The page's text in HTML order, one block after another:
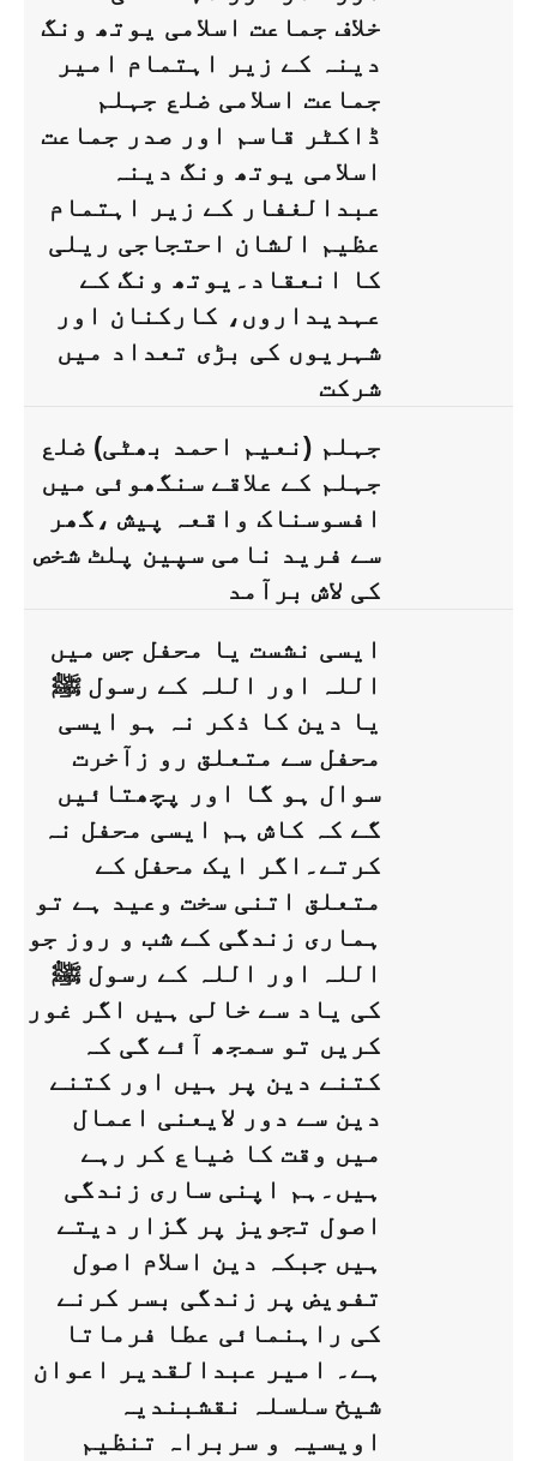
خلاف جماعت اسلامی یوتھ ونگ
دینہ کے زیر اہتمام امیر
جماعت اسلامی ضلع جہلم
ڈاکٹر قاسم اور صدر جماعت
اسلامی یوتھ ونگ دینہ
عبدالغفار کے زیر اہتمام
عظیم الشان احتجاجی ریلی
کا انعقاد۔یوتھ ونگ کے
عہدیداروں، کارکنان اور
شہریوں کی بڑی تعداد میں
شرکت
جہلم (نعیم احمد بھٹی) ضلع
جہلم کے علاقے سنگھوئی میں
افسوسناک واقعہ پیش ،گھر
سے فرید نامی سپین پلٹ شخص
کی لاش برآمد
ایسی نشست یا محفل جس میں
اللہ اور اللہ کے رسول ﷺ
یا دین کا ذکر نہ ہو ایسی
محفل سے متعلق رو زآخرت
سوال ہو گا اور پچھتائیں
گے کہ کاش ہم ایسی محفل نہ
کرتے۔اگر ایک محفل کے
متعلق اتنی سخت وعید ہے تو
ہماری زندگی کے شب و روز جو
اللہ اور اللہ کے رسول ﷺ
کی یاد سے خالی ہیں اگر غور
کریں تو سمجھ آئے گی کہ
کتنے دین پر ہیں اور کتنے
دین سے دور لایعنی اعمال
میں وقت کا ضیاع کر رہے
ہیں۔ہم اپنی ساری زندگی
اصول تجویز پر گزار دیتے
ہیں جبکہ دین اسلام اصول
تفویض پر زندگی بسر کرنے
کی راہنمائی عطا فرماتا
ہے۔ امیر عبدالقدیر اعوان
شیخ سلسلہ نقشبندیہ
اویسیہ و سربراہ تنظیم